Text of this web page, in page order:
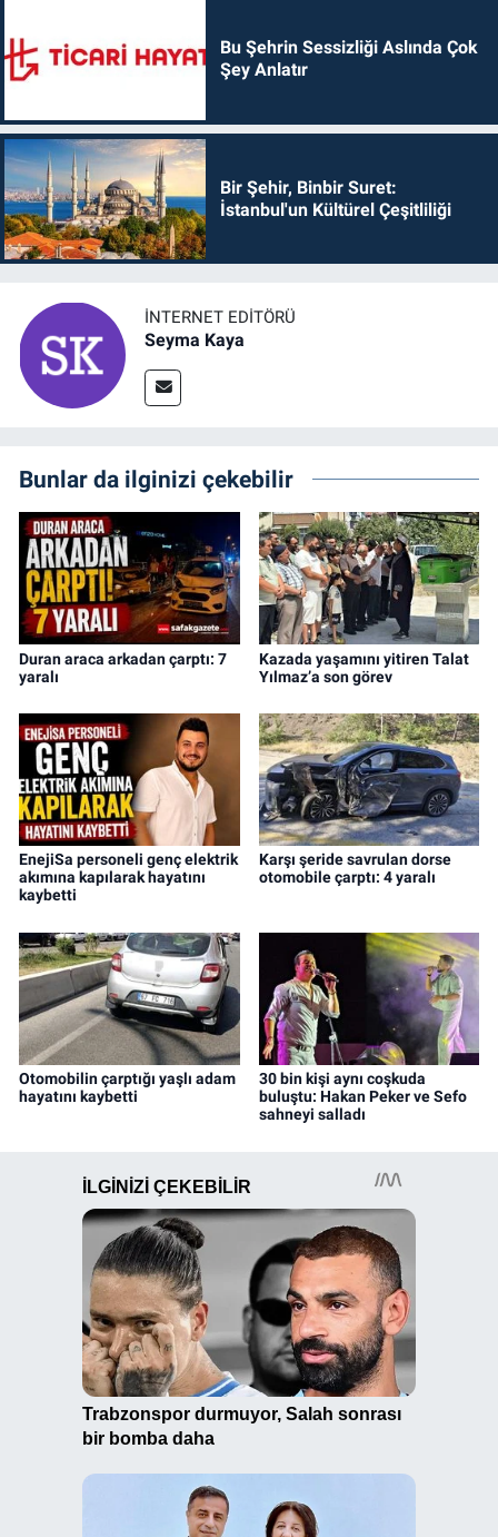
Bu Şehrin Sessizliği Aslında Çok
Şey Anlatır
Bir Şehir, Binbir Suret:
İstanbul'un Kültürel Çeşitliliği
İNTERNET EDITÖRÜ
Seyma Kaya
Bunlar da ilginizi çekebilir
Duran araca arkadan çarptı: 7
yaralı
Kazada yaşamını yitiren Talat
Yılmaz’a son görev
EnejiSa personeli genç elektrik
akımına kapılarak hayatını
kaybetti
Karşı şeride savrulan dorse
otomobile çarptı: 4 yaralı
Otomobilin çarptığı yaşlı adam
hayatını kaybetti
30 bin kişi aynı coşkuda
buluştu: Hakan Peker ve Sefo
sahneyi salladı